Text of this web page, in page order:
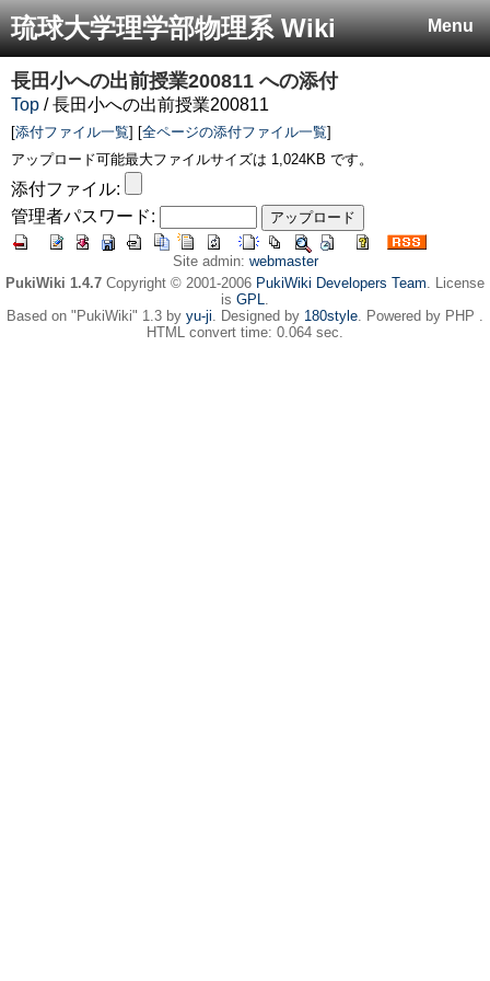
Menu
琉球大学理学部物理系 Wiki
長田小への出前授業200811 への添付
Top / 長田小への出前授業200811
[添付ファイル一覧] [全ページの添付ファイル一覧]
アップロード可能最大ファイルサイズは 1,024KB です。
添付ファイル:
管理者パスワード:
Site admin: webmaster
PukiWiki 1.4.7 Copyright © 2001-2006 PukiWiki Developers Team. License
is GPL.
Based on "PukiWiki" 1.3 by yu-ji. Designed by 180style. Powered by PHP .
HTML convert time: 0.064 sec.